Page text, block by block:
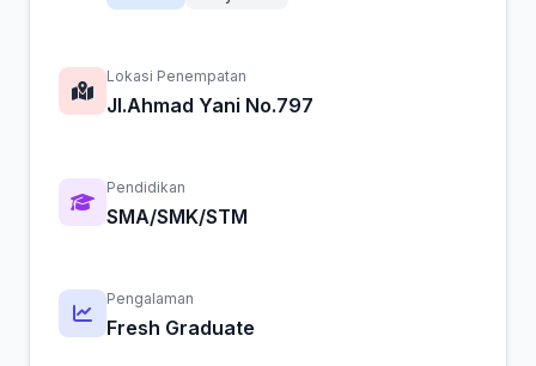
Lokasi Penempatan
Jl.Ahmad Yani No.797
Pendidikan
SMA/SMK/STM
Pengalaman
Fresh Graduate